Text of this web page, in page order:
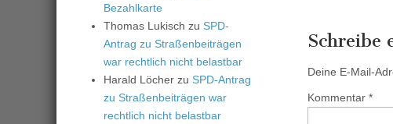
Schreibe
Deine E-Mail-
Kommentar *
Bezahlkarte
Thomas Lukisch zu SPD-
Antrag zu Straßenbeiträgen
war rechtlich nicht belastbar
Harald Löcher zu SPD-Antrag
zu Straßenbeiträgen war
rechtlich nicht belastbar